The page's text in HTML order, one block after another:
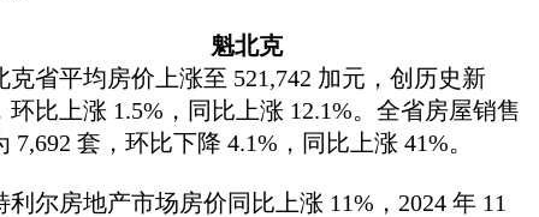
魁北克
克省平均房价上涨至 521,742 加元，创历史新
环比上涨 1.5%，同比上涨 12.1%。全省房屋销售
7,692 套，环比下降 4.1%，同比上涨 41%。
利尔房地产市场房价同比上涨 11%，2024 年 11